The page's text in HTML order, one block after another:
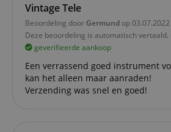
Vintage Tele
Beoordeling door Germund op 03.07.2022
Deze beoordeling is automatisch vertaald.
geverifieerde aankoop
Een verrassend goed instrument
kan het alleen maar aanraden!
Verzending was snel en goed!
session-id-apay
Amazon
Google Privacy